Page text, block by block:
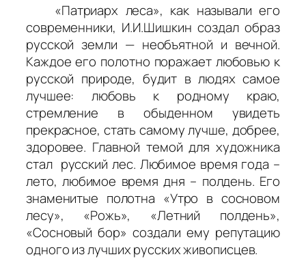
«Патриарх леса», как называли его
современники, И.И.Шишкин создал образ
русской земли — необъятной и вечной.
Каждое его полотно поражает любовью к
русской природе, будит в людях самое
лучшее: любовь к родному краю,
стремление в обыденном увидеть
прекрасное, стать самому лучше, добрее,
здоровее. Главной темой для художника
стал русский лес. Любимое время года –
лето, любимое время дня – полдень. Его
знаменитые полотна «Утро в сосновом
лесу», «Рожь», «Летний полдень»,
«Сосновый бор» создали ему репутацию
одного из лучших русских живописцев.